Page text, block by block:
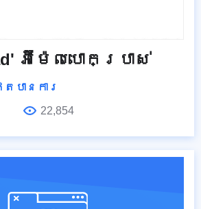
អ៊ីម៉ែលបោកប្រាស់
តបានការ
22,854